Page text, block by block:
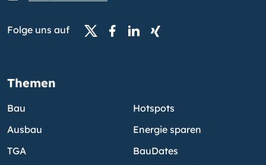
Folge uns auf
Themen
Bau
Ausbau
TGA
Hotspots
Energie sparen
BauDates